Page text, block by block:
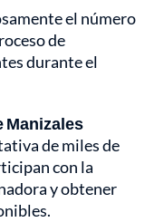
el número
de
durante el
Manizales
de miles de
con la
y obtener